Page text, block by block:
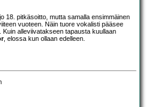
18. pitkäsoitto, mutta samalla ensimmäinen
vuoteen. Näin tuore vokalisti pääsee
alleviivatakseen tapausta kuullaan
, elossa kun ollaan edelleen.